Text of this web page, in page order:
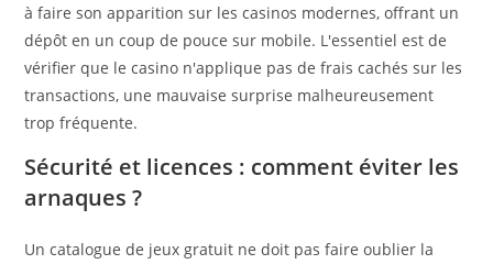
à faire son apparition sur les casinos modernes, offrant un
dépôt en un coup de pouce sur mobile. L'essentiel est de
vérifier que le casino n'applique pas de frais cachés sur les
transactions, une mauvaise surprise malheureusement
trop fréquente.
Sécurité et licences : comment éviter les
arnaques ?
Un catalogue de jeux gratuit ne doit pas faire oublier la